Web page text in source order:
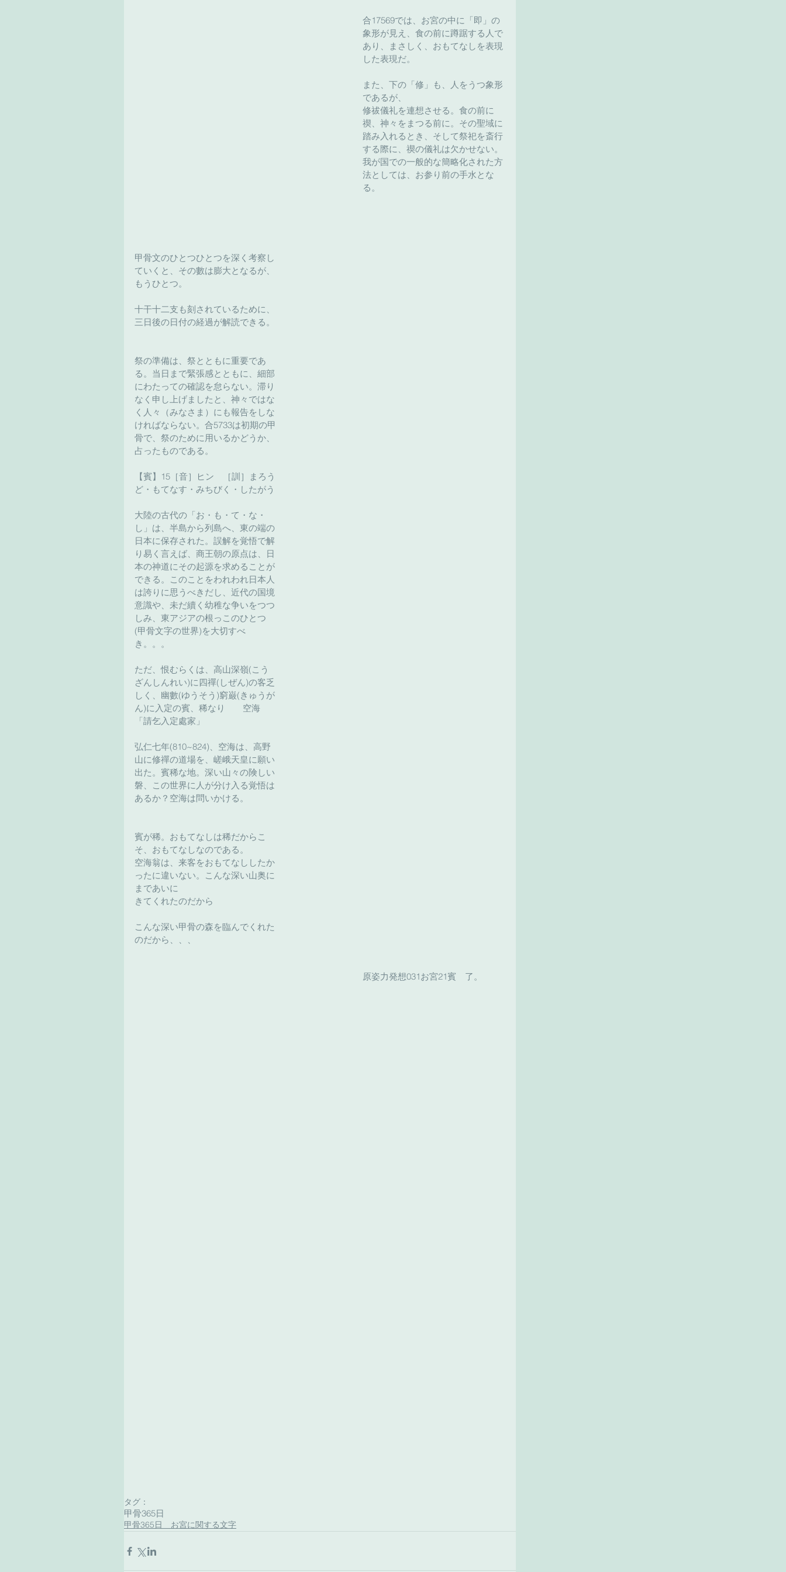
合17569では、お宮の中に「即」の
象形が見え、食の前に蹲踞する人で
あり、まさしく、おもてなしを表現
した表現だ。
また、下の「修」も、人をうつ象形
であるが、
修祓儀礼を連想させる。食の前に
禊、神々をまつる前に。その聖域に
踏み入れるとき、そして祭祀を斎行
する際に、禊の儀礼は欠かせない。
我が国での一般的な簡略化された方
法としては、お参り前の手水とな
る。
甲骨文のひとつひとつを深く考察し
ていくと、その數は膨大となるが、
もうひとつ。
十干十二支も刻されているために、
三日後の日付の経過が解読できる。
祭の準備は、祭とともに重要であ
る。当日まで緊張感とともに、細部
にわたっての確認を怠らない。滞り
なく申し上げましたと、神々ではな
く人々（みなさま）にも報告をしな
ければならない。合5733は初期の甲
骨で、祭のために用いるかどうか、
占ったものである。
【賓】15［音］ヒン　［訓］まろう
ど・もてなす・みちびく・したがう
大陸の古代の「お・も・て・な・
し」は、半島から列島へ、東の端の
日本に保存された。誤解を覚悟で解
り易く言えば、商王朝の原点は、日
本の神道にその起源を求めることが
できる。このことをわれわれ日本人
は誇りに思うべきだし、近代の国境
意識や、未だ續く幼稚な争いをつつ
しみ、東アジアの根っこのひとつ
(甲骨文字の世界)を大切すべ
き。。。
ただ、恨むらくは、高山深嶺(こう
ざんしんれい)に四禪(しぜん)の客乏
しく、幽數(ゆうそう)窮巌(きゅうが
ん)に入定の賓、稀なり　　空海
「請乞入定處家」
弘仁七年(810~824)、空海は、高野
山に修禪の道場を、嵯峨天皇に願い
出た。賓稀な地。深い山々の険しい
磐、この世界に人が分け入る覚悟は
あるか？空海は問いかける。
賓が稀。おもてなしは稀だからこ
そ、おもてなしなのである。
空海翁は、来客をおもてなししたか
ったに違いない。こんな深い山奥に
まであいに
きてくれたのだから
こんな深い甲骨の森を臨んでくれた
のだから、、、
原姿力発想031お宮21賓　了。
タグ：
甲骨365日
甲骨365日 お宮に関する文字